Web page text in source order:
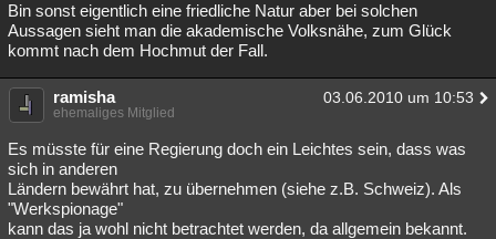
Bin sonst eigentlich eine friedliche Natur aber bei solchen
Aussagen sieht man die akademische Volksnähe, zum Glück
kommt nach dem Hochmut der Fall.
ramisha 03.06.2010 um 10:53
ehemaliges Mitglied
Es müsste für eine Regierung doch ein Leichtes sein, dass was
sich in anderen
Ländern bewährt hat, zu übernehmen (siehe z.B. Schweiz). Als
"Werkspionage"
kann das ja wohl nicht betrachtet werden, da allgemein bekannt.